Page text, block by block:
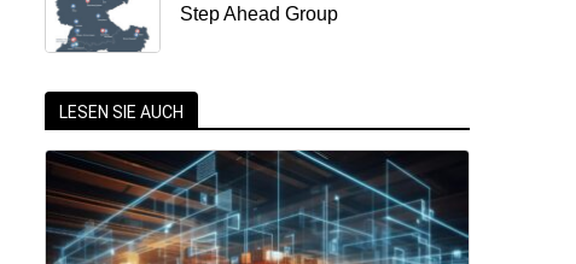
Step Ahead Group
LESEN SIE AUCH